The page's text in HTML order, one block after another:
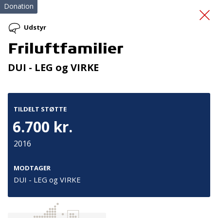
Førstehjælp til de
Donation
Udstyr
Friluftfamilier
DUI - LEG og VIRKE
TILDELT STØTTE
6.700 kr.
2016
MODTAGER
DUI - LEG og VIRKE
Tilmeld nyhedsbrev
De seneste nyheder om TrygFondens og TryghedsGruppens
aktiviteter direkte i din indbakke.